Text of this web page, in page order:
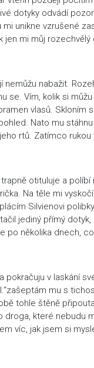
dotyky odvádí
unikne vzrušené
jen mi můj
nemůžu nabažit.
se. Vím, kolik si
vlasů.
Nato mu
rtů. Zatímco rukou
otituluje a
Na těle mi
Silvienovi
jediný přímý
po několika dnech,
pokračuju v laskání
mu s
tohle štěně
které nebudu
víc, jak jsem si